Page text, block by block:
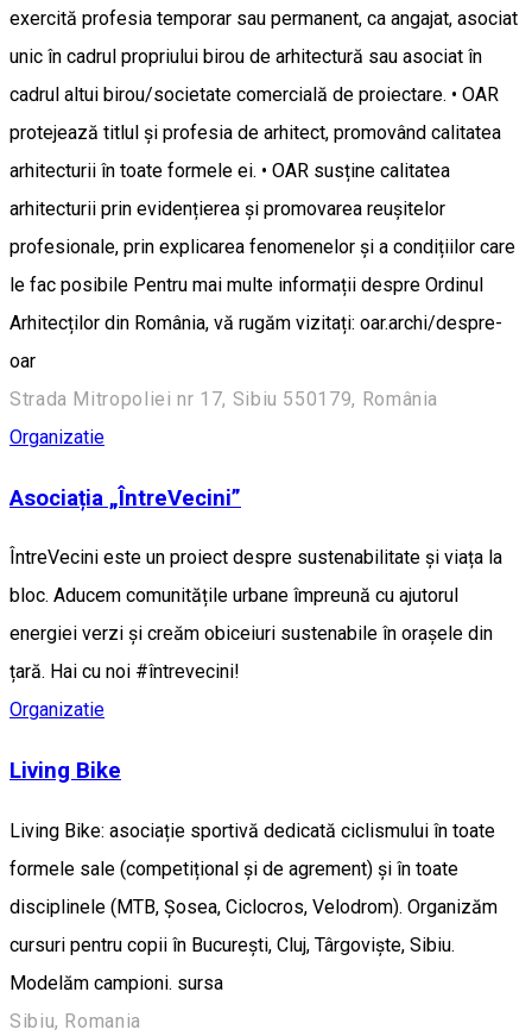
exercită profesia temporar sau permanent, ca angajat, asociat
unic în cadrul propriului birou de arhitectură sau asociat în
cadrul altui birou/societate comercială de proiectare. • OAR
protejează titlul și profesia de arhitect, promovând calitatea
arhitecturii în toate formele ei. • OAR susține calitatea
arhitecturii prin evidențierea și promovarea reușitelor
profesionale, prin explicarea fenomenelor și a condițiilor care
le fac posibile Pentru mai multe informații despre Ordinul
Arhitecților din România, vă rugăm vizitați: oar.archi/despre-
oar
Strada Mitropoliei nr 17, Sibiu 550179, România
Organizatie
Asociația „ÎntreVecini”
ÎntreVecini este un proiect despre sustenabilitate și viața la
bloc. Aducem comunitățile urbane împreună cu ajutorul
energiei verzi și creăm obiceiuri sustenabile în orașele din
țară. Hai cu noi #întrevecini!
Organizatie
Living Bike
Living Bike: asociație sportivă dedicată ciclismului în toate
formele sale (competițional și de agrement) și în toate
disciplinele (MTB, Șosea, Ciclocros, Velodrom). Organizăm
cursuri pentru copii în București, Cluj, Târgoviște, Sibiu.
Modelăm campioni. sursa
Sibiu, Romania